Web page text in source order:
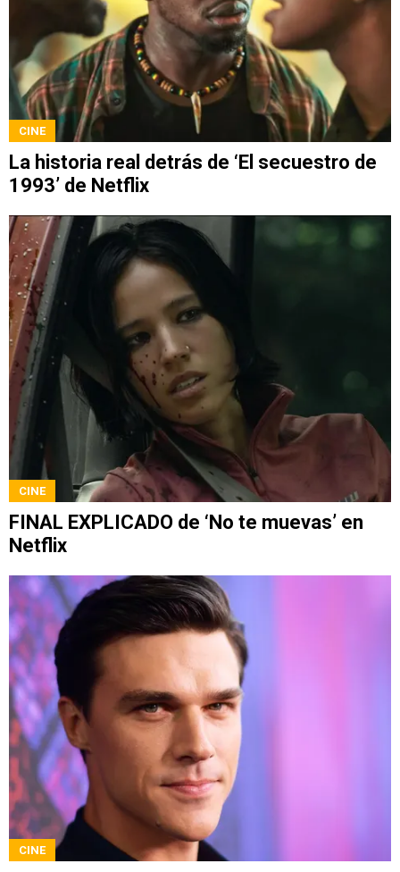
CINE
La historia real detrás de ‘El secuestro de
1993’ de Netflix
CINE
FINAL EXPLICADO de ‘No te muevas’ en
Netflix
CINE